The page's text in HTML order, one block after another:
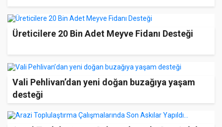
Üreticilere 20 Bin Adet Meyve Fidanı Desteği
Vali Pehlivan’dan yeni doğan buzağıya yaşam
desteği